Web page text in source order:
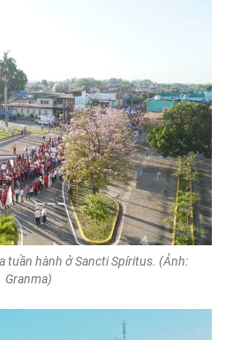
tuần hành ở Sancti Spíritus. (Ảnh:
Granma)